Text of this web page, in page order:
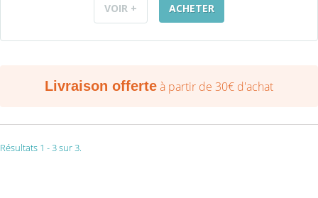
VOIR + ACHETER
Livraison offerteà partir de 30€ d'achat
Résultats 1 - 3 sur 3.